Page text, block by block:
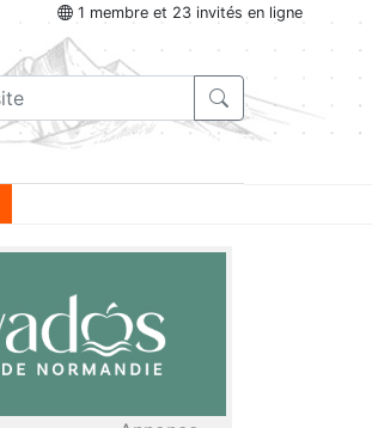
1 membre et 23 invités en ligne